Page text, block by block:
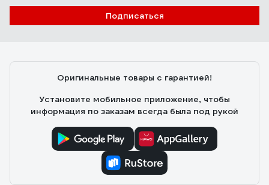
Подписаться
Оригинальные товары с гарантией!
Установите мобильное приложение, чтобы
информация по заказам всегда была под рукой